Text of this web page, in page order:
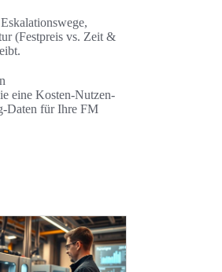
(Festpreis vs. Zeit &
eine Kosten-Nutzen-
Daten für Ihre FM